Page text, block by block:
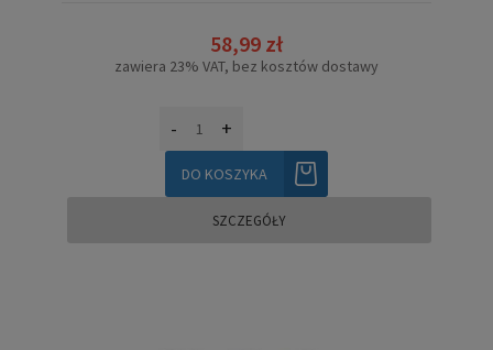
58,99 zł
zawiera 23% VAT, bez kosztów dostawy
- +
DO KOSZYKA
SZCZEGÓŁY